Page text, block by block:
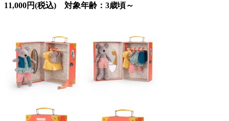
11,000円(税込) 対象年齢：3歳頃～